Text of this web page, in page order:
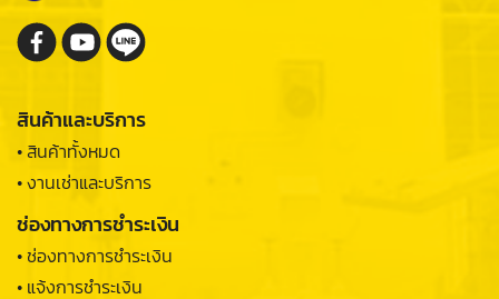
สินค้าและบริการ
• สินค้าทั้งหมด
• งานเช่าและบริการ
ช่องทางการชำระเงิน
• ช่องทางการชำระเงิน
• แจ้งการชำระเงิน